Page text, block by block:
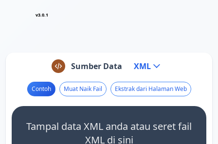
v3.0.1
Sumber Data XML
Contoh Muat Naik Fail Ekstrak dari Halaman Web
Tampal data XML anda atau seret fail
XML di sini